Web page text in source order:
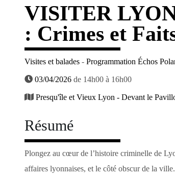
VISITER
: Crimes et
Visites et balades- Programmation Échos
03/04/2026de 14h00 à 16h00
Presqu'île et Vieux Lyon - Devant le
Résumé
Plongez au cœur de l’histoire criminelle de
affaires lyonnaises, et le côté obscur de la ville.